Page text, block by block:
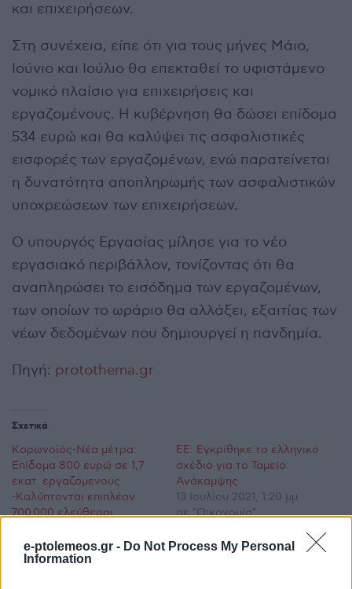
e-ptolemeos.gr - Do Not Process My Personal
Information
και επιχειρήσεων.
Στη συνέχεια, είπε ότι για τους μήνες Μάιο,
Ιούνιο και Ιούλιο θα επεκταθεί το υφιστάμενο
νομικό πλαίσιο για επιχειρήσεις και
εργαζομένους. Η κυβέρνηση θα δώσει επίδομα
534 ευρώ και θα καλύψει τις ασφαλιστικές
εισφορές των εργαζομένων, ενώ παρατείνεται
η δυνατότητα αποπληρωμής των ασφαλιστικών
υποχρεώσεων των επιχειρήσεων.
Ο υπουργός Εργασίας μίλησε για το νέο
εργασιακό περιβάλλον, τονίζοντας ότι θα
αναπληρώσει το εισόδημα των εργαζομένων,
των οποίων το ωράριο θα αλλάξει, εξαιτίας των
νέων δεδομένων που δημιουργεί η πανδημία.
Πηγή: protothema.gr
Σχετικά
Κορωνοϊός-Νέα μέτρα:
Επίδομα 800 ευρώ σε 1,7
εκατ. εργαζόμενους
-Καλύπτονται επιπλέον
700.000 ελεύθεροι
30 Μαρτίου 2020, 10:02 πμ
σε "Κοινωνία"
ΕΕ: Εγκρίθηκε το ελληνικό
σχέδιο για το Ταμείο
Ανάκαμψης
13 Ιουλίου 2021, 1:20 μμ
σε "Οικονομία"